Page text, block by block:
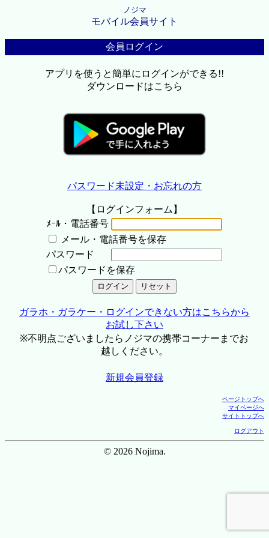
ノジマ
モバイル会員サイト
会員ログイン
アプリを使うと簡単にログインができる!!
ダウンロードはこちら
パスワード未設定・お忘れの方
【ログインフォーム】
ﾒｰﾙ・電話番号
メール・電話番号を保存
パスワード
パスワードを保存
ガラホ・ガラケー・ログインできない方はこちらから
お試し下さい
※不明点ございましたらノジマの携帯コーナーまでお
越しください。
新規会員登録
ページトップへ
マイページへ
サイトトップへ
ログアウト
© 2026 Nojima.